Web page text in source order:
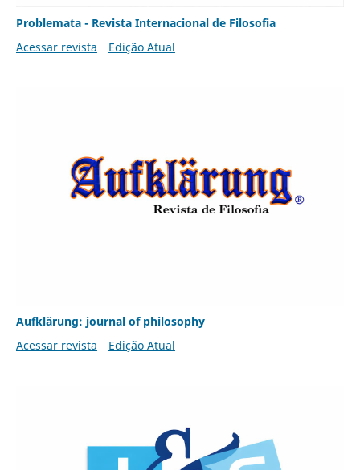
Problemata - Revista Internacional de Filosofia
Acessar revista
Edição Atual
Aufklärung: journal of philosophy
Acessar revista
Edição Atual